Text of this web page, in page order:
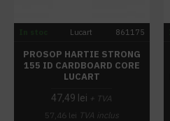
Lucart 861175
PROSOP HARTIE STRONG
155 ID CARDBOARD CORE
LUCART
47,49 lei + TVA
57,46 lei TVA inclus